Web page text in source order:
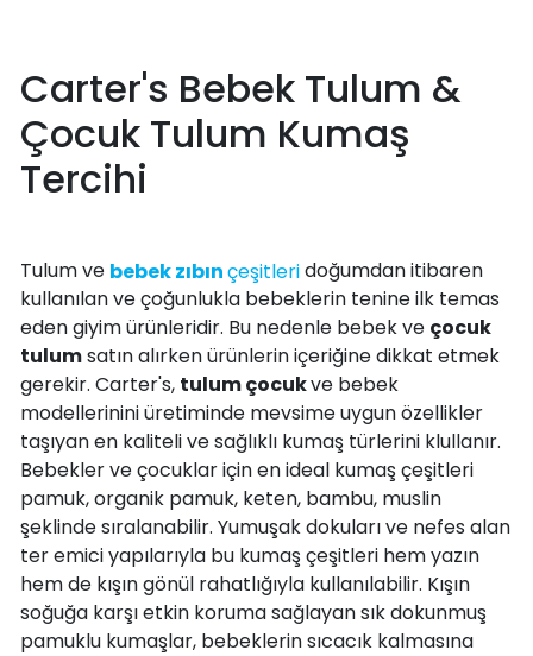
Carter's Bebek Tulum &
Çocuk Tulum Kumaş
Tercihi
Tulum ve bebek zıbınçeşitleridoğumdan itibaren
kullanılan ve çoğunlukla bebeklerin tenine ilk temas
eden giyim ürünleridir. Bu nedenle bebek ve çocuk
tulumsatın alırken ürünlerin içeriğine dikkat etmek
gerekir. Carter's, tulum çocukve bebek
modellerinini üretiminde mevsime uygun özellikler
taşıyan en kaliteli ve sağlıklı kumaş türlerini klullanır.
Bebekler ve çocuklar için en ideal kumaş çeşitleri
pamuk, organik pamuk, keten, bambu, muslin
şeklinde sıralanabilir. Yumuşak dokuları ve nefes alan
ter emici yapılarıyla bu kumaş çeşitleri hem yazın
hem de kışın gönül rahatlığıyla kullanılabilir. Kışın
soğuğa karşı etkin koruma sağlayan sık dokunmuş
pamuklu kumaşlar, bebeklerin sıcacık kalmasına